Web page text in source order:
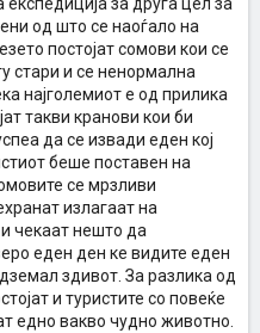
од што се наоѓало на
постојат сомови кои се
стари и се ненормална
најголемиот е од прилика
такви кранови кои би
да се извади еден кој
беше поставен на
се мрзливи
излагаат на
чекаат нешто да
еден ден ке видите еден
здивот. За разлика од
и туристите со повеќе
едно вакво чудно животно.